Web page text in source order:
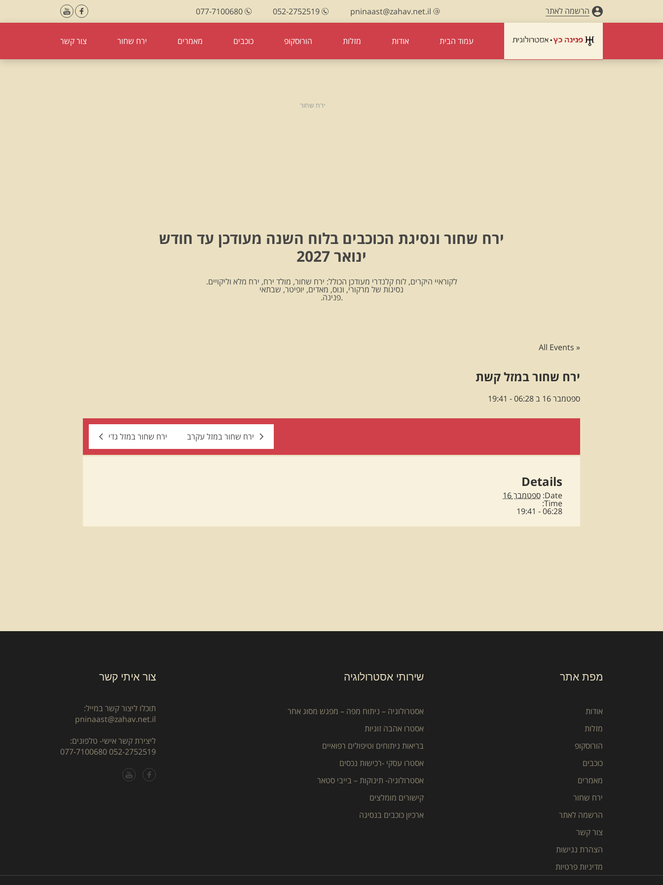
הרשמה לאתר pninaast@zahav.net.il
052-2752519
077-7100680
עמוד הבית אודות מזלות הורוסקופ כוכבים מאמרים ירח שחור צור קשר
ירח שחור
ירח שחור ונסיגת הכוכבים בלוח השנה מעודכן עד חודש
ינואר 2027
לקוראיי היקרים, לוח קלנדרי מעודכן הכולל: ירח שחור, מולד ירח, ירח מלא וליקויים.
נסיגות של מרקורי, ונוס, מאדים, יופיטר, שבתאי
.פנינה.
« All Events
ירח שחור במזל קשת
ספטמבר 16 ב 06:28 -
19:41
ירח שחור במזל עקרב ירח שחור במזל גדי
Details
Date: ספטמבר 16
Time:
06:28 - 19:41
מפת אתר
אודות
מזלות
הורוסקופ
כוכבים
מאמרים
ירח שחור
הרשמה לאתר
צור קשר
הצהרת נגישות
מדיניות פרטיות
שירותי אסטרולוגיה
אסטרולוגיה – ניתוח מפה – מפגש מסוג אחר
אסטרו אהבה זוגיות
בריאות ניתוחים וטיפולים רפואיים
אסטרו עסקי -רכישות נכסים
אסטרולוגיה- תינוקות – בייבי סטאר
קישורים מומלצים
ארכיון כוכבים בנסיגה
צור איתי קשר
תוכלו ליצור קשר במייל:
pninaast@zahav.net.il
ליצירת קשר אישי- טלפונים:
052-2752519
077-7100680